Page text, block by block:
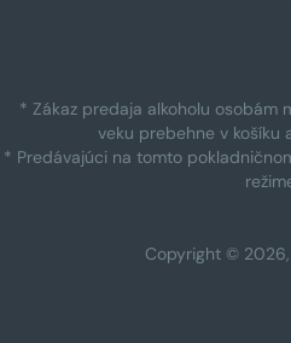
* Zákaz predaja alkoholu osobám
veku prebehne v košíku
* Predávajúci na tomto
Copyright ©